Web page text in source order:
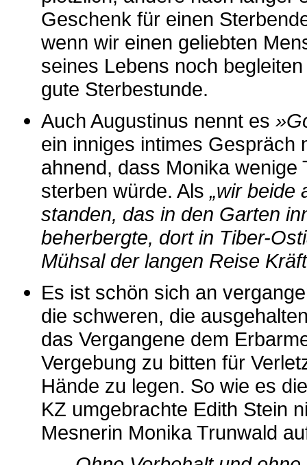
Geschenk für einen
wenn wir einen geliebten
seines Lebens noch
gute Sterbestunde.
Auch Augustinus nennt es
ein inniges intimes Gespräch
ahnend, dass Monika
sterben würde. Als „wir beide
standen, das in den Garten
beherbergte, dort in Tiber-
Mühsal der langen Reise
Es ist schön sich an
die schweren, die
das Vergangene dem
Vergebung zu bitten für
Hände zu legen. So wie es
KZ umgebrachte Edith Stein
Mesnerin Monika Trunwald